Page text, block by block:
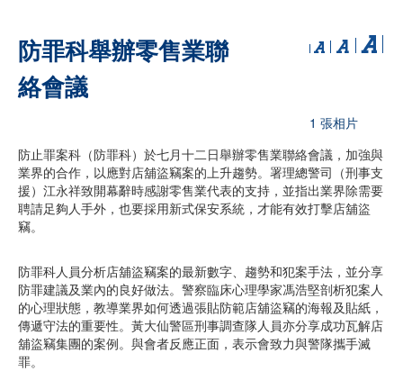
防罪科舉辦零售業聯
絡會議
1 張相片
防止罪案科（防罪科）於七月十二日舉辦零售業聯絡會議，加強與
業界的合作，以應對店舖盜竊案的上升趨勢。署理總警司（刑事支
援）江永祥致開幕辭時感謝零售業代表的支持，並指出業界除需要
聘請足夠人手外，也要採用新式保安系統，才能有效打擊店舖盜
竊。
防罪科人員分析店舖盜竊案的最新數字、趨勢和犯案手法，並分享
防罪建議及業內的良好做法。警察臨床心理學家馮浩堅剖析犯案人
的心理狀態，教導業界如何透過張貼防範店舖盜竊的海報及貼紙，
傳遞守法的重要性。黃大仙警區刑事調查隊人員亦分享成功瓦解店
舖盜竊集團的案例。與會者反應正面，表示會致力與警隊攜手滅
罪。